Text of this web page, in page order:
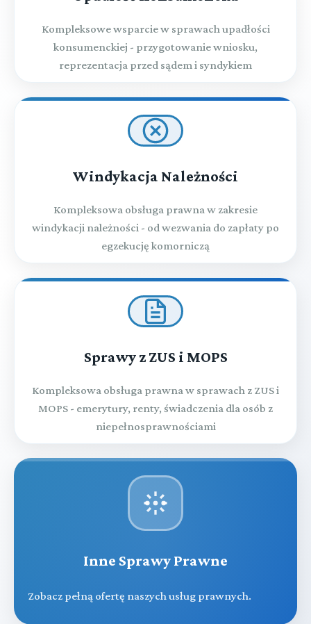
Kompleksowe wsparcie w sprawach upadłości
konsumenckiej - przygotowanie wniosku,
reprezentacja przed sądem i syndykiem
Windykacja Należności
Kompleksowa obsługa prawna w zakresie
windykacji należności - od wezwania do zapłaty po
egzekucję komorniczą
Sprawy z ZUS i MOPS
Kompleksowa obsługa prawna w sprawach z ZUS i
MOPS - emerytury, renty, świadczenia dla osób z
niepełnosprawnościami
Inne Sprawy Prawne
Zobacz pełną ofertę naszych usług prawnych.